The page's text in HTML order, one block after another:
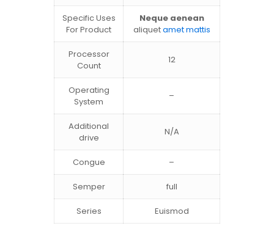
Specific Uses
For Product
Neque aenean
aliquetamet mattis
Processor
Count
12
Operating
System
–
Additional
drive
N/A
Congue –
Semper full
Series Euismod